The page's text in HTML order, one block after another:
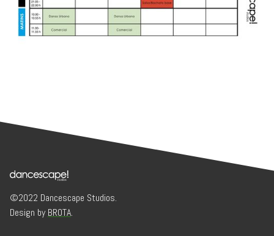
©2022 Dancescape Studios.
Design by BROTA.